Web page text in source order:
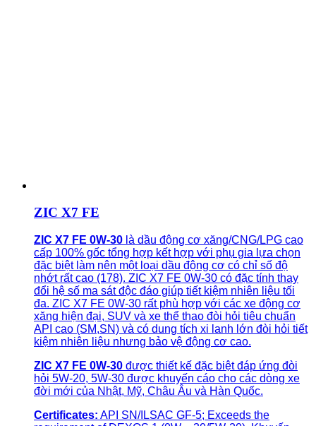
ZIC X7 FE
ZIC X7 FE 0W-30 là dầu động cơ xăng/CNG/LPG cao
cấp 100% gốc tổng hợp kết hợp với phụ gia lựa chọn
đặc biệt làm nên một loại dầu động cơ có chỉ số độ
nhớt rất cao (178). ZIC X7 FE 0W-30 có đặc tính thay
đổi hệ số ma sát độc đáo giúp tiết kiệm nhiên liệu tối
đa. ZIC X7 FE 0W-30 rất phù hợp với các xe động cơ
xăng hiện đại, SUV và xe thể thao đòi hỏi tiêu chuẩn
API cao (SM,SN) và có dung tích xi lanh lớn đòi hỏi tiết
kiệm nhiên liệu nhưng bảo vệ động cơ cao.
ZIC X7 FE 0W-30 được thiết kế đặc biệt đáp ứng đòi
hỏi 5W-20, 5W-30 được khuyến cáo cho các dòng xe
đời mới của Nhật, Mỹ, Châu Âu và Hàn Quốc.
Certificates: API SN/ILSAC GF-5; Exceeds the